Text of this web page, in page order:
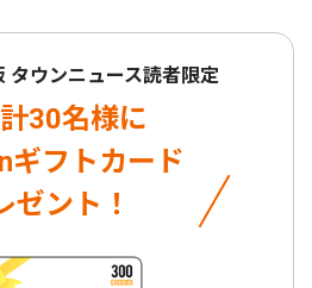
タウンニュース読者限定
30名様に
ギフトカード
ゼント！